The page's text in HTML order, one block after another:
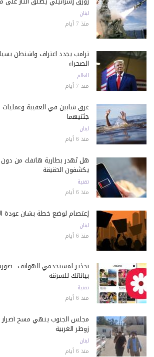
لبنان
منذ 7 أيام
ترامب يجدد اعتراف واشنطن
الصحراء
العالم
منذ 7 أيام
غرق شابين في العقيبة وعمليات
جثتيهما
لبنان
منذ 6 أيام
هل تُهدر بطارية هاتفك من دون
يكشفون الحقيقة
تقنية
منذ 6 أيام
إعتصام لوضع خطة بشأن عودة
لبنان
منذ 6 أيام
تحذير لمستخدمي الهواتف..
بياناتك للسرقة
تقنية
منذ 6 أيام
مجلس الجنوب ينهي مسح أضرار
زوطر الغربية
لبنان
منذ 6 أيام